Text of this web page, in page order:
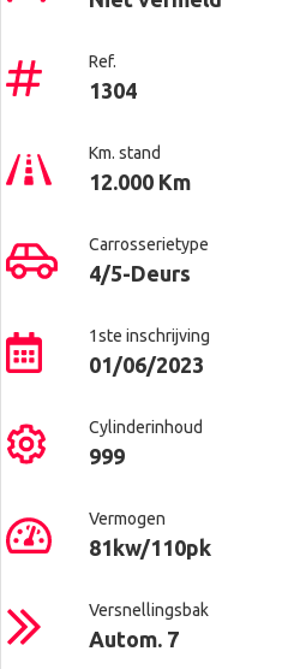
Ref.
1304
Km. stand
12.000 Km
Carrosserietype
4/5-Deurs
1ste inschrijving
01/06/2023
Cylinderinhoud
999
Vermogen
81kw/110pk
Versnellingsbak
Autom. 7